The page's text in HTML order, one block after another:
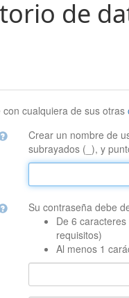
de
con cualquiera de sus otras
Crear un nombre de
subrayados (_), y
Su contraseña debe
De 6
requisitos)
Al menos 1